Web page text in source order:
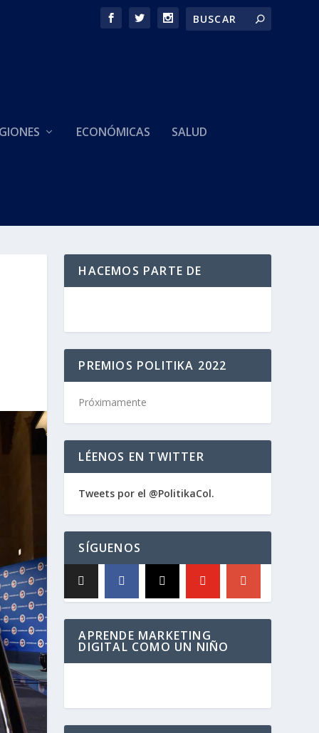
ECONÓMICAS SALUD
HACEMOS PARTE DE
PREMIOS POLITIKA 2022
Próximamente
LÉENOS EN TWITTER
Tweets por el @PolitikaCol.
SÍGUENOS
APRENDE MARKETING
DIGITAL COMO UN NIÑO